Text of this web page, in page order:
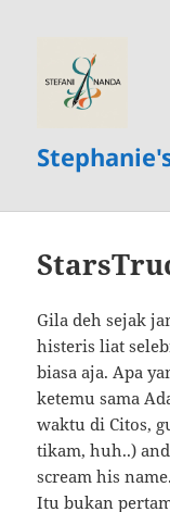
Gila deh sejak
histeris liat
biasa aja. Apa
ketemu sama
waktu di Citos,
tikam, huh..)
scream his
Itu bukan